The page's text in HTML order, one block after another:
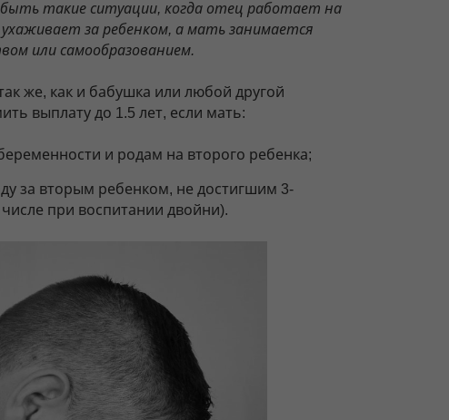
быть такие ситуации, когда отец работает на
за ребенком, а мать занимается
или самообразованием.
же, как и бабушка или любой другой
выплату до 1.5 лет, если мать:
и родам на второго ребенка;
за вторым ребенком, не достигшим 3-
при воспитании двойни).